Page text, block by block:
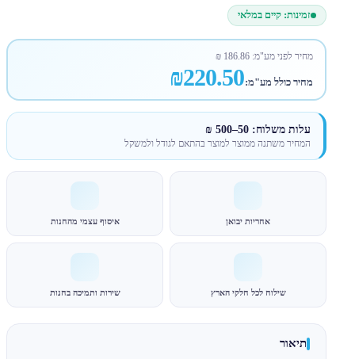
זמינות: קיים במלאי
מחיר לפני מע"מ:186.86
₪
מחיר כולל מע"מ:₪220.50
עלות משלוח: 50–500 ₪
המחיר משתנה ממוצר למוצר בהתאם לגודל ולמשקל
אחריות יבואן איסוף עצמי מהחנות
שילוח לכל חלקי הארץ שירות ותמיכה בחנות
תיאור